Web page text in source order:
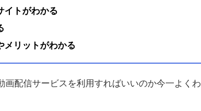
イトがわかる
メリットがわかる
画配信サービスを利用すればいいのか今一よくわ